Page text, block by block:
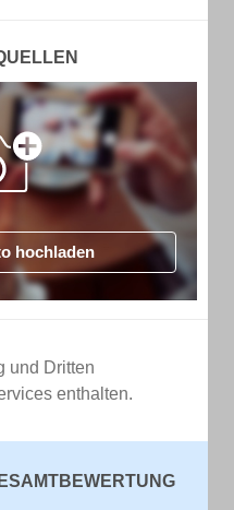
hochladen
und Dritten
enthalten.